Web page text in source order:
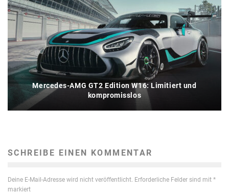
Mercedes-AMG GT2 Edition W16: Limitiert und
kompromisslos
SCHREIBE EINEN KOMMENTAR
Deine E-Mail-Adresse wird nicht veröffentlicht. Erforderliche Felder sind mit *
markiert